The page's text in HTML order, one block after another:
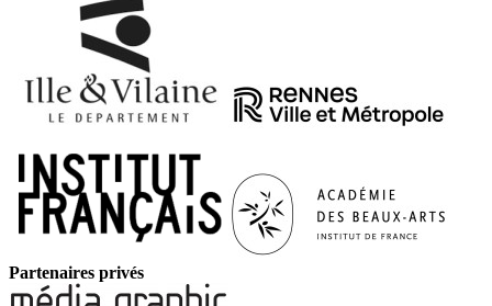
Partenaires privés